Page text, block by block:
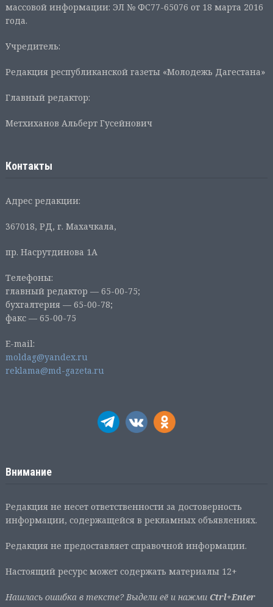
массовой информации: ЭЛ № ФС77-65076 от 18 марта 2016
года.
Учредитель:
Редакция республиканской газеты «Молодежь Дагестана»
Главный редактор:
Метхиханов Альберт Гусейнович
Контакты
Адрес редакции:
367018, РД, г. Махачкала,
пр. Насрутдинова 1А
Телефоны:
главный редактор — 65-00-75;
бухгалтерия — 65-00-78;
факс — 65-00-75
E-mail:
moldag@yandex.ru
reklama@md-gazeta.ru
Внимание
Редакция не несет ответственности за достоверность
информации, содержащейся в рекламных объявлениях.
Редакция не предоставляет справочной информации.
Настоящий ресурс может содержать материалы 12+
Нашлась ошибка в тексте? Выдели её и нажми Ctrl+Enter